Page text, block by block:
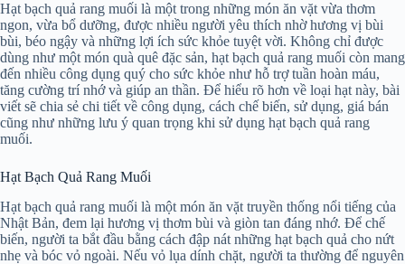
Hạt bạch quả rang muối là một trong những món ăn vặt vừa thơm
ngon, vừa bổ dưỡng, được nhiều người yêu thích nhờ hương vị bùi
bùi, béo ngậy và những lợi ích sức khỏe tuyệt vời. Không chỉ được
dùng như một món quà quê đặc sản, hạt bạch quả rang muối còn mang
đến nhiều công dụng quý cho sức khỏe như hỗ trợ tuần hoàn máu,
tăng cường trí nhớ và giúp an thần. Để hiểu rõ hơn về loại hạt này, bài
viết sẽ chia sẻ chi tiết về công dụng, cách chế biến, sử dụng, giá bán
cũng như những lưu ý quan trọng khi sử dụng hạt bạch quả rang
muối.
Hạt Bạch Quả Rang Muối
Hạt bạch quả rang muối là một món ăn vặt truyền thống nổi tiếng của
Nhật Bản, đem lại hương vị thơm bùi và giòn tan đáng nhớ. Để chế
biến, người ta bắt đầu bằng cách đập nát những hạt bạch quả cho nứt
nhẹ và bóc vỏ ngoài. Nếu vỏ lụa dính chặt, người ta thường để nguyên